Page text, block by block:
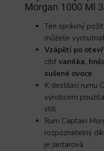
Morgan 1000 Ml
Ten správný
můžete
Vzápětí po
cítit vanilka,
sušené ovoce
K destilaci rumu
výrobcem
still
Rum Captain
rozpoznatelný
je jantarová